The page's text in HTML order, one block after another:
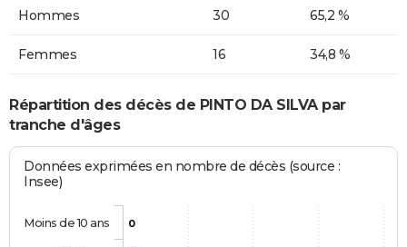
Hommes 30 65,2 %
Femmes 16 34,8 %
Répartition des décès de PINTO DA SILVA par
tranche d'âges
Données exprimées en nombre de décès (source :
Insee)
0
Moins de 10 ans